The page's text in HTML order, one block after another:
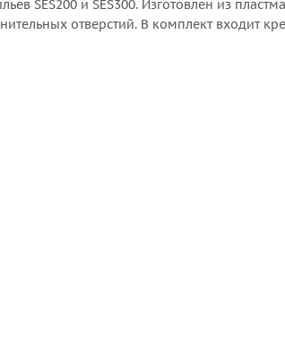
SES200 и SES300. Изготовлен из
отверстий. В комплект входит